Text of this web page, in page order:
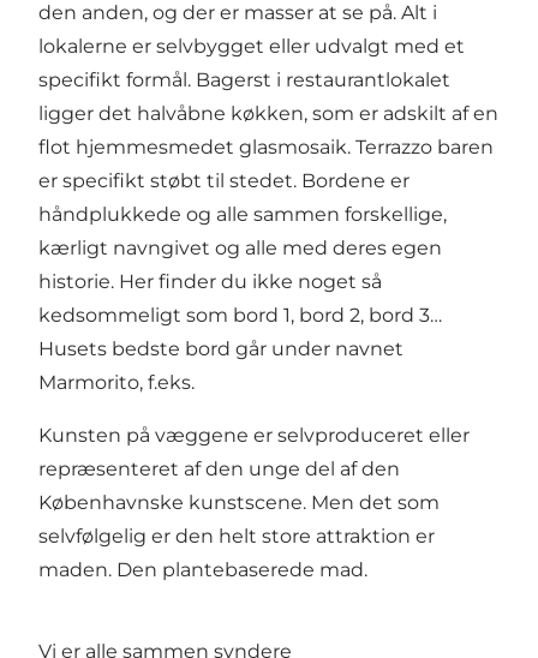
den anden, og der er masser at se på. Alt i
lokalerne er selvbygget eller udvalgt med et
specifikt formål. Bagerst i restaurantlokalet
ligger det halvåbne køkken, som er adskilt af en
flot hjemmesmedet glasmosaik. Terrazzo baren
er specifikt støbt til stedet. Bordene er
håndplukkede og alle sammen forskellige,
kærligt navngivet og alle med deres egen
historie. Her finder du ikke noget så
kedsommeligt som bord 1, bord 2, bord 3…
Husets bedste bord går under navnet
Marmorito, f.eks.
Kunsten på væggene er selvproduceret eller
repræsenteret af den unge del af den
Københavnske kunstscene. Men det som
selvfølgelig er den helt store attraktion er
maden. Den plantebaserede mad.
Vi er alle sammen syndere